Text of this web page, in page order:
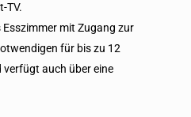
TV.
mit Zugang zur
für bis zu 12
auch über eine